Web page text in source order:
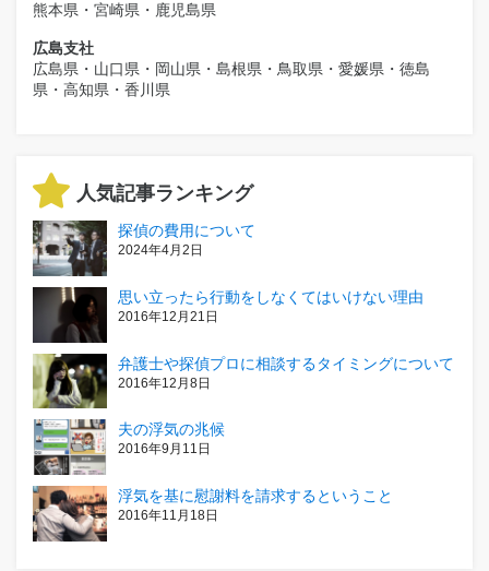
熊本県・宮崎県・鹿児島県
広島支社
広島県・山口県・岡山県・島根県・鳥取県・愛媛県・徳島
県・高知県・香川県
人気記事ランキング
探偵の費用について
2024年4月2日
思い立ったら行動をしなくてはいけない理由
2016年12月21日
弁護士や探偵プロに相談するタイミングについて
2016年12月8日
夫の浮気の兆候
2016年9月11日
浮気を基に慰謝料を請求するということ
2016年11月18日